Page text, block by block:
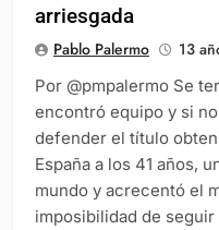
arriesgada
Pablo Palermo 13
Por @pmpalermo Se
encontró equipo y si
defender el título
España a los 41 años,
mundo y acrecentó el
imposibilidad de